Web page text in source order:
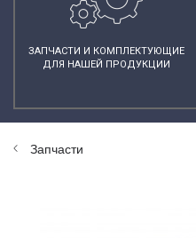
ЗАПЧАСТИ И КОМПЛЕКТУЮЩИЕ
ДЛЯ НАШЕЙ ПРОДУКЦИИ
Запчасти